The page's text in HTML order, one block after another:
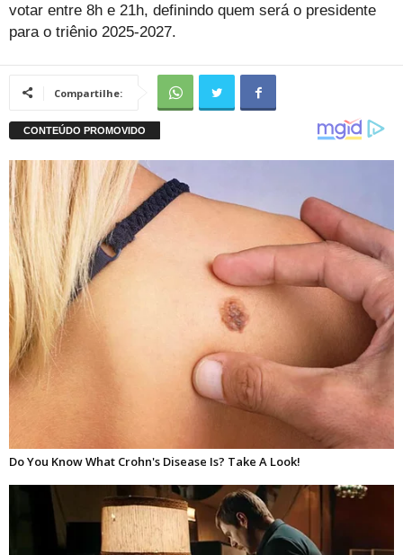
votar entre 8h e 21h, definindo quem será o presidente
para o triênio 2025-2027.
Compartilhe: